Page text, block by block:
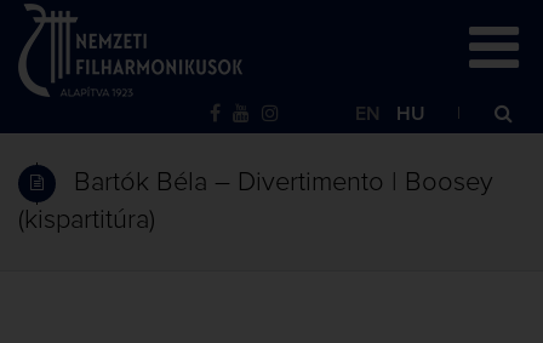
EN HU
Bartók Béla – Divertimento | Boosey
(kispartitúra)